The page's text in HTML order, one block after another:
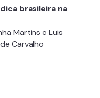
brasileira na
Martins e Luis
Carvalho